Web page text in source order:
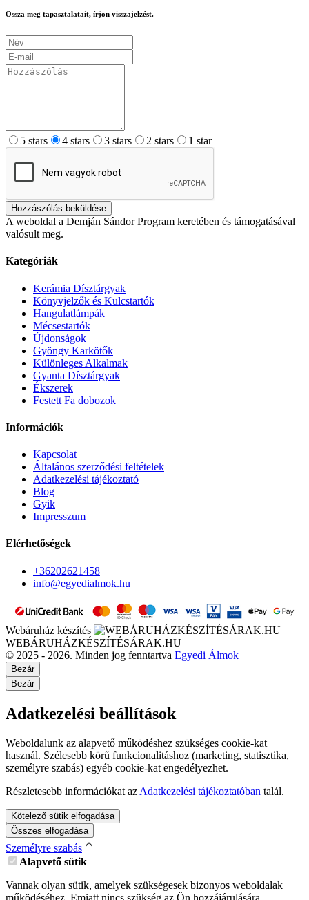
Ossza meg tapasztalatait, írjon visszajelzést.
5 stars 4 stars 3 stars 2 stars 1 star
Hozzászólás beküldése
A weboldal a Demján Sándor Program keretében és támogatásával
valósult meg.
Kategóriák
Kerámia Dísztárgyak
Könyvjelzők és Kulcstartók
Hangulatlámpák
Mécsestartók
Újdonságok
Gyöngy Karkötők
Különleges Alkalmak
Gyanta Dísztárgyak
Ékszerek
Festett Fa dobozok
Információk
Kapcsolat
Általános szerződési feltételek
Adatkezelési tájékoztató
Blog
Gyik
Impresszum
Elérhetőségek
+36202621458
info@egyedialmok.hu
Webáruház készítés
WEBÁRUHÁZKÉSZÍTÉSÁRAK.HU
© 2025 - 2026. Minden jog fenntartva Egyedi Álmok
Bezár
Bezár
Adatkezelési beállítások
Weboldalunk az alapvető működéshez szükséges cookie-kat
használ. Szélesebb körű funkcionalitáshoz (marketing, statisztika,
személyre szabás) egyéb cookie-kat engedélyezhet.
Részletesebb információkat az Adatkezelési tájékoztatóban talál.
Kötelező sütik elfogadása
Összes elfogadása
Személyre szabás
Alapvető sütik
Vannak olyan sütik, amelyek szükségesek bizonyos weboldalak